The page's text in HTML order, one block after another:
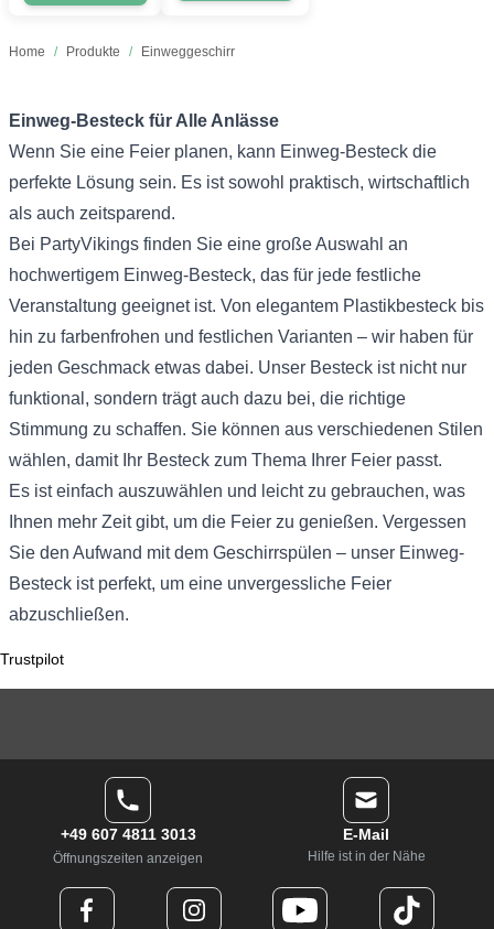
Home / Produkte / Einweggeschirr
Einweg-Besteck für Alle Anlässe
Wenn Sie eine Feier planen, kann Einweg-Besteck die
perfekte Lösung sein. Es ist sowohl praktisch, wirtschaftlich
als auch zeitsparend.
Bei PartyVikings finden Sie eine große Auswahl an
hochwertigem Einweg-Besteck, das für jede festliche
Veranstaltung geeignet ist. Von elegantem Plastikbesteck bis
hin zu farbenfrohen und festlichen Varianten – wir haben für
jeden Geschmack etwas dabei. Unser Besteck ist nicht nur
funktional, sondern trägt auch dazu bei, die richtige
Stimmung zu schaffen. Sie können aus verschiedenen Stilen
wählen, damit Ihr Besteck zum Thema Ihrer Feier passt.
Es ist einfach auszuwählen und leicht zu gebrauchen, was
Ihnen mehr Zeit gibt, um die Feier zu genießen. Vergessen
Sie den Aufwand mit dem Geschirrspülen – unser Einweg-
Besteck ist perfekt, um eine unvergessliche Feier
abzuschließen.
Trustpilot
+49 607 4811 3013
Öffnungszeiten anzeigen
E-Mail
Hilfe ist in der Nähe